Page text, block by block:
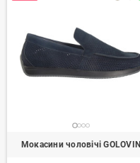
Мокасини чоловічі GOLOVIN